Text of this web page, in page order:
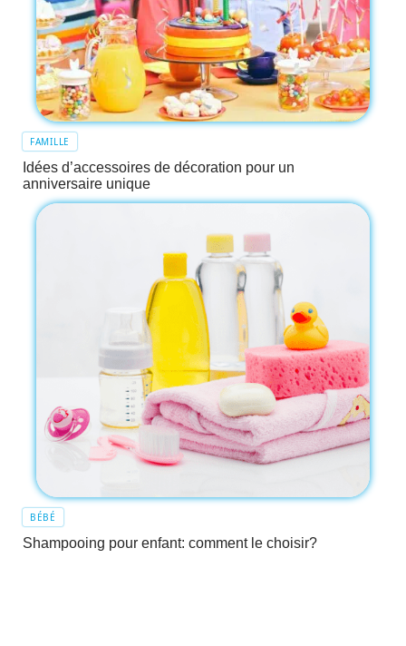
FAMILLE
Idées d’accessoires de décoration pour un
anniversaire unique
BÉBÉ
Shampooing pour enfant: comment le choisir?